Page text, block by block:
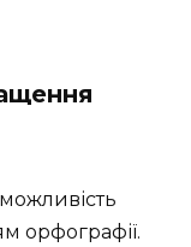
орфографії.